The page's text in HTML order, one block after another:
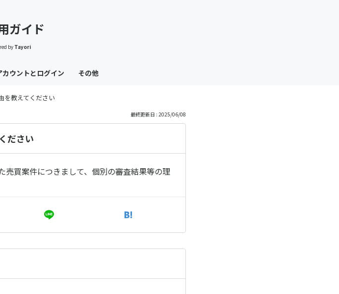
ガイド
by Tayori
カウントとログイン その他
を教えてください
最終更新日 : 2025/06/08
ださい
買案件につきまして、個別の審査結果等の理